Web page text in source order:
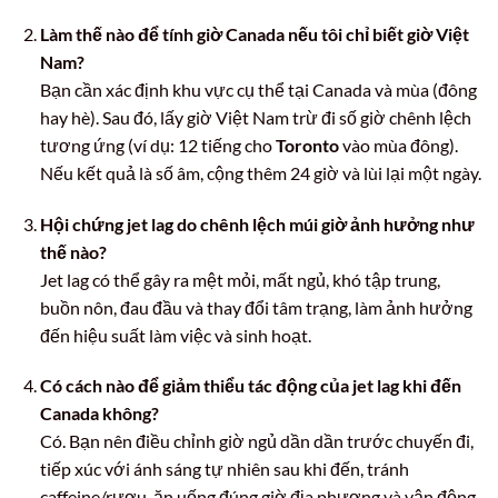
Làm thế nào để tính giờ Canada nếu tôi chỉ biết giờ Việt
Nam?
Bạn cần xác định khu vực cụ thể tại Canada và mùa (đông
hay hè). Sau đó, lấy giờ Việt Nam trừ đi số giờ chênh lệch
tương ứng (ví dụ: 12 tiếng choTorontovào mùa đông).
Nếu kết quả là số âm, cộng thêm 24 giờ và lùi lại một ngày.
Hội chứng jet lag do chênh lệch múi giờ ảnh hưởng như
thế nào?
Jet lag có thể gây ra mệt mỏi, mất ngủ, khó tập trung,
buồn nôn, đau đầu và thay đổi tâm trạng, làm ảnh hưởng
đến hiệu suất làm việc và sinh hoạt.
Có cách nào để giảm thiểu tác động của jet lag khi đến
Canada không?
Có. Bạn nên điều chỉnh giờ ngủ dần dần trước chuyến đi,
tiếp xúc với ánh sáng tự nhiên sau khi đến, tránh